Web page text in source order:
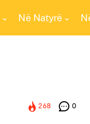
Në Natyrë
268 0